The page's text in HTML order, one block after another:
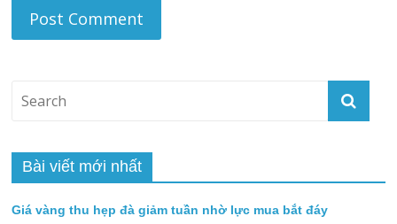
Bài viết mới nhất
Giá vàng thu hẹp đà giảm tuần nhờ lực mua bắt đáy